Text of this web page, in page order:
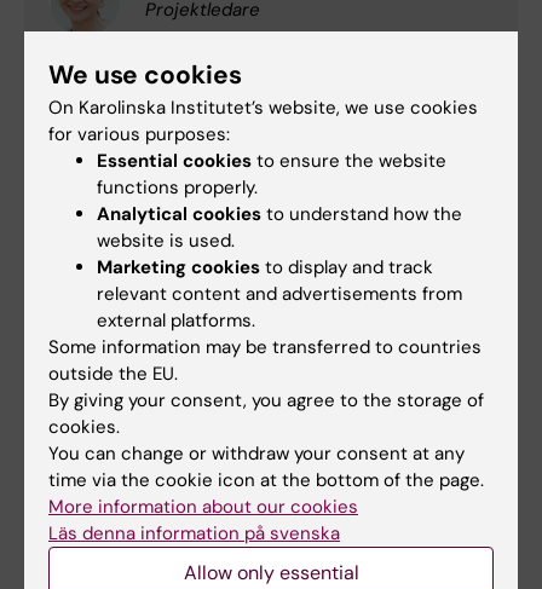
Projektledare
Phone:
+46852487129
Email:
lydia.kwak@ki.se
Organisational affiliation:
Institute of Environmental Medicine
Andreas Rödlund
Postdoctoral Researcher
Phone:
+46852487064
Email:
andreas.rodlund@ki.se
Organisational affiliation:
Institute of Environmental Medicine
We use cookies
On Karolinska Institutet’s website, we use cookies
for various purposes:
Essential cookies to ensure the website
functions properly.
Analytical cookies to understand how the
website is used.
Marketing cookies to display and track
relevant content and advertisements from
external platforms.
Some information may be transferred to countries
outside the EU.
By giving your consent, you agree to the storage of
cookies.
You can change or withdraw your consent at any
time via the cookie icon at the bottom of the page.
More information about our cookies
Läs denna information på svenska
Allow only essential